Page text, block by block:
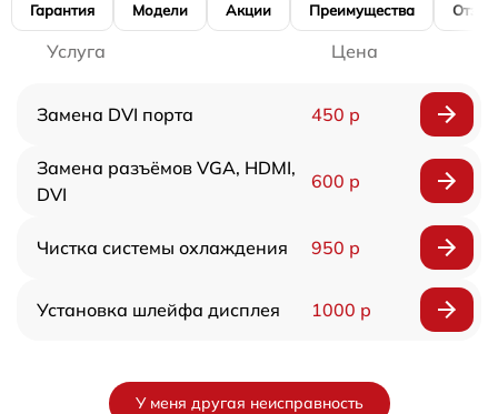
Гарантия Модели Акции Преимущества
Услуга Цена
Замена DVI порта 450 р
Замена разъёмов VGA, HDMI,
DVI
600 р
Чистка системы охлаждения 950 р
Установка шлейфа дисплея 1000 р
У меня другая неисправность